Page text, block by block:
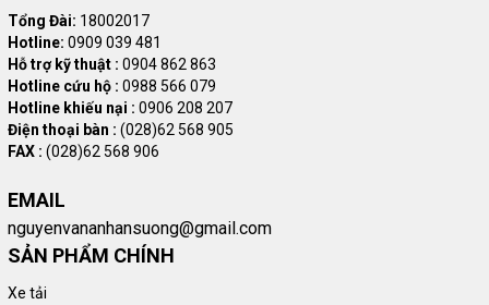
Tổng Đài: 18002017
Hotline: 0909 039 481
Hỗ trợ kỹ thuật : 0904 862 863
Hotline cứu hộ : 0988 566 079
Hotline khiếu nại : 0906 208 207
Điện thoại bàn : (028)62 568 905
FAX : (028)62 568 906
EMAIL
nguyenvananhansuong@gmail.com
SẢN PHẨM CHÍNH
Xe tải